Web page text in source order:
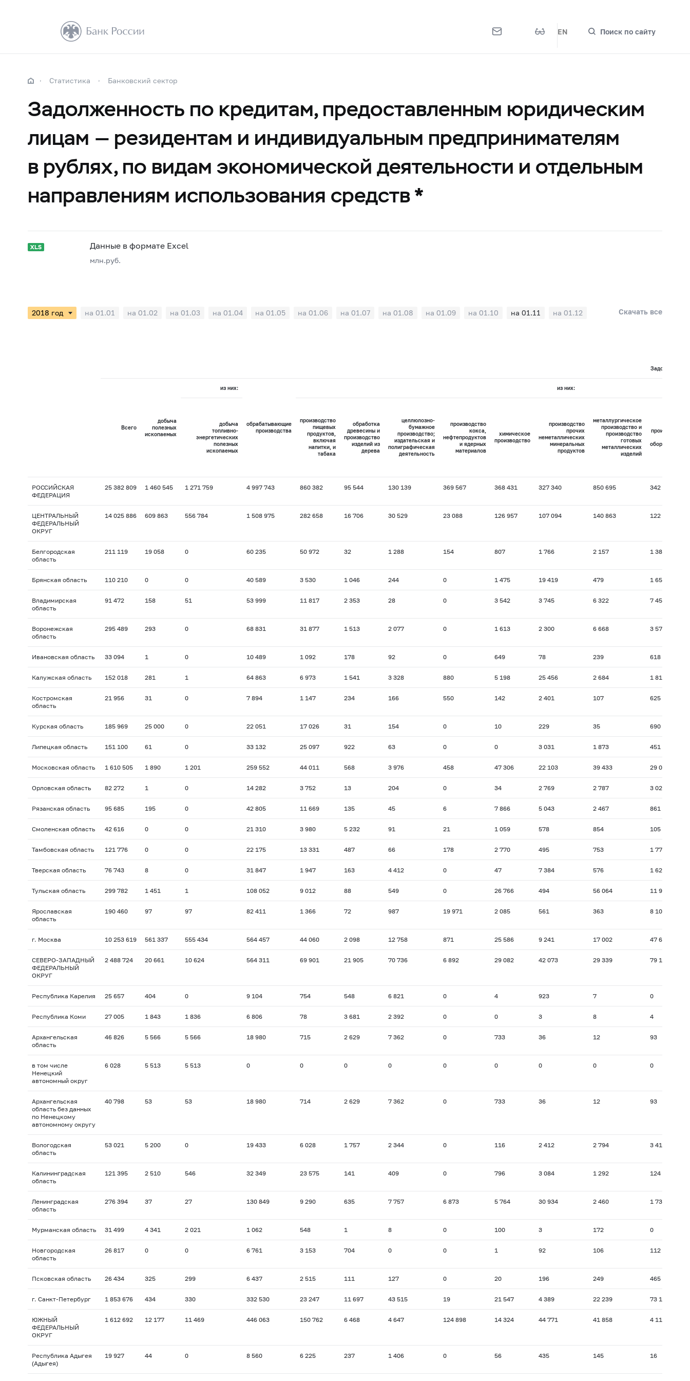
EN Поиск по сайту
Статистика Банковский сектор
Задолженность по кредитам, предоставленным юридическим
лицам — резидентам и индивидуальным предпринимателям
в рублях, по видам экономической деятельности и отдельным
направлениям использования средств *
Данные в формате Excel
млн.руб.
на 01.01 на 01.02 на 01.03 на 01.04 на 01.05 на 01.06 на 01.07 на 01.08 на 01.09 на 01.10 на 01.11 на 01.12 Скачать все
Всего
добыча
полезных
ископаемых
из них:
обрабатывающие
производства
из них:
добыча
топливно-
энергетических
полезных
ископаемых
производство
пищевых
продуктов,
включая
напитки, и
табака
обработка
древесины и
производство
изделий из
дерева
целлюлозно-
бумажное
производство;
издательская и
полиграфическая
деятельность
производство
кокса,
нефтепродуктов
и ядерных
материалов
химическое
производство
производство
прочих
неметаллических
минеральных
продуктов
металлургическое
производство и
производство
готовых
металлических
изделий
производство
оборудования
РОССИЙСКАЯ
ФЕДЕРАЦИЯ
25 382 809 1 460 545 1 271 759 4 997 743 860 382 95 544 130 139 369 567 368 431 327 340 850 695 342 925
ЦЕНТРАЛЬНЫЙ
ФЕДЕРАЛЬНЫЙ
ОКРУГ
14 025 886 609 863 556 784 1 508 975 282 658 16 706 30 529 23 088 126 957 107 094 140 863 122 500
Белгородская
область
211 119 19 058 0 60 235 50 972 32 1 288 154 807 1 766 2 157 1 382
Брянская область 110 210 0 0 40 589 3 530 1 046 244 0 1 475 19 419 479 1 655
Владимирская
область
91 472 158 51 53 999 11 817 2 353 28 0 3 542 3 745 6 322 7 455
Воронежская
область
295 489 293 0 68 831 31 877 1 513 2 077 0 1 613 2 300 6 668 3 579
Ивановская область 33 094 1 0 10 489 1 092 178 92 0 649 78 239 618
Калужская область 152 018 281 1 64 863 6 973 1 541 3 328 880 5 198 25 456 2 684 1 819
Костромская
область
21 956 31 0 7 894 1 147 234 166 550 142 2 401 107 625
Курская область 185 969 25 000 0 22 051 17 026 31 154 0 10 229 35 690
Липецкая область 151 100 61 0 33 132 25 097 922 63 0 0 3 031 1 873 451
Московская область 1 610 505 1 890 1 201 259 552 44 011 568 3 976 458 47 306 22 103 39 433 29 097
Орловская область 82 272 1 0 14 282 3 752 13 204 0 34 2 769 2 787 3 028
Рязанская область 95 685 195 0 42 805 11 669 135 45 6 7 866 5 043 2 467 861
Смоленская область 42 616 0 0 21 310 3 980 5 232 91 21 1 059 578 854 105
Тамбовская область 121 776 0 0 22 175 13 331 487 66 178 2 770 495 753 1 779
Тверская область 76 743 8 0 31 847 1 947 163 4 412 0 47 7 384 576 1 622
Тульская область 299 782 1 451 1 108 052 9 012 88 549 0 26 766 494 56 064 11 958
Ярославская
область
190 460 97 97 82 411 1 366 72 987 19 971 2 085 561 363 8 105
г. Москва 10 253 619 561 337 555 434 564 457 44 060 2 098 12 758 871 25 586 9 241 17 002 47 670
СЕВЕРО-ЗАПАДНЫЙ
ФЕДЕРАЛЬНЫЙ
ОКРУГ
2 488 724 20 661 10 624 564 311 69 901 21 905 70 736 6 892 29 082 42 073 29 339 79 117
Республика Карелия 25 657 404 0 9 104 754 548 6 821 0 4 923 7 0
Республика Коми 27 005 1 843 1 836 6 806 78 3 681 2 392 0 0 3 8 4
Архангельская
область
46 826 5 566 5 566 18 980 715 2 629 7 362 0 733 36 12 93
в том числе
Ненецкий
автономный округ
6 028 5 513 5 513 0 0 0 0 0 0 0 0 0
Архангельская
область без данных
по Ненецкому
автономному округу
40 798 53 53 18 980 714 2 629 7 362 0 733 36 12 93
Вологодская
область
53 021 5 200 0 19 433 6 028 1 757 2 344 0 116 2 412 2 794 3 418
Калининградская
область
121 395 2 510 546 32 349 23 575 141 409 0 796 3 084 1 292 124
Ленинградская
область
276 394 37 27 130 849 9 290 635 7 757 6 873 5 764 30 934 2 460 1 730
Мурманская область 31 499 4 341 2 021 1 062 548 1 8 0 100 3 172 0
Новгородская
область
26 817 0 0 6 761 3 153 704 0 0 1 92 106 112
Псковская область 26 434 325 299 6 437 2 515 111 127 0 20 196 249 465
г. Санкт-Петербург 1 853 676 434 330 332 530 23 247 11 697 43 515 19 21 547 4 389 22 239 73 171
ЮЖНЫЙ
ФЕДЕРАЛЬНЫЙ
ОКРУГ
1 612 692 12 177 11 469 446 063 150 762 6 468 4 647 124 898 14 324 44 771 41 858 4 117
Республика Адыгея
(Адыгея)
19 927 44 0 8 560 6 225 237 1 406 0 56 435 145 16